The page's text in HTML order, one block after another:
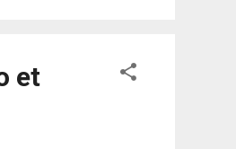
et